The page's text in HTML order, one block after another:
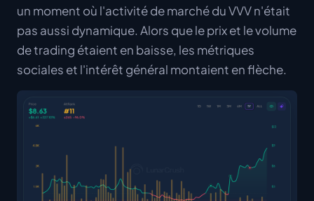
un moment où l'activité de marché du VVV n'était
pas aussi dynamique. Alors que le prix et le volume
de trading étaient en baisse, les métriques
sociales et l'intérêt général montaient en flèche.